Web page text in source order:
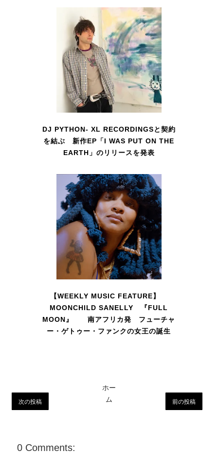
DJ PYTHON- XL RECORDINGSと契約
を結ぶ 新作EP「I WAS PUT ON THE
EARTH」のリリースを発表
【WEEKLY MUSIC FEATURE】
MOONCHILD SANELLY 『FULL
MOON』 南アフリカ発 フューチャ
ー・ゲトゥー・ファンクの女王の誕生
次の投稿 前の投稿
ホー
ム
0 Comments: